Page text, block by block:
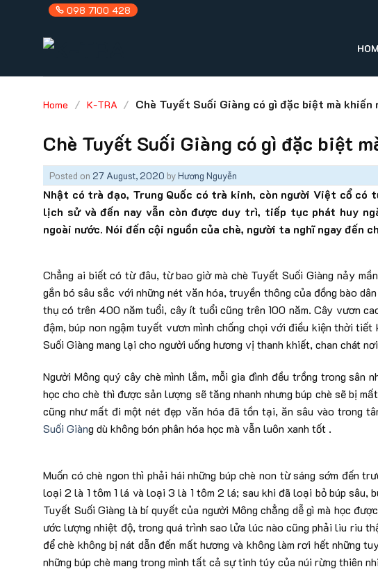
098 7100 428
Home / K-TRA / Chè Tuyết Suối Giàng có gì đặc biệt mà khiến
Chè Tuyết Suối Giàng có gì đặc biệt
Posted on 27 August, 2020 byHương Nguyễn
Nhật có trà đạo, Trung Quốc có trà kinh, còn người Việt cổ
lịch sử và đến nay vẫn còn được duy trì, tiếp tục phát huy
ngoài nước. Nói đến cội nguồn của chè, người ta nghĩ ngay đến
Chẳng ai biết có từ đâu, từ bao giờ mà chè Tuyết Suối Giàng nảy
gắn bó sâu sắc với những nét văn hóa, truyền thông của đồng bào
thụ có trên 400 năm tuổi, cây ít tuổi cũng trên 100 năm. Cây vươn
đậm, búp non ngậm tuyết vươn mình chống chọi với điều kiện thời
Suối Giàng mang lại cho người uống hương vị thanh khiết, chan chát
Người Mông quý cây chè mình lắm, mỗi gia đình đều trồng trong sân
học cho chè thì được sản lượng sẽ tăng nhanh nhưng búp chè sẽ bị
cũng như mất đi một nét đẹp văn hóa đã tồn tại, ăn sâu vào trong
Suối Giàng dù không bón phân hóa học mà vẫn luôn xanh tốt .
Muốn có chè ngon thì phải hái những búp chè non từ sáng sớm đến
loại 2 là 1 tôm 1 lá và loại 3 là 1 tôm 2 lá; sau khi đã loại bỏ búp sâu,
Tuyết Suối Giàng là bí quyết của người Mông chẳng dễ gì mà học
ước lượng nhiệt độ, trong quá trình sao lửa lúc nào cũng phải liu riu
để chè không bị nát dẫn đến mất hương và không làm rơi hết những
những búp chè mang trong mình tất cả sự tinh túy của núi rừng thiên